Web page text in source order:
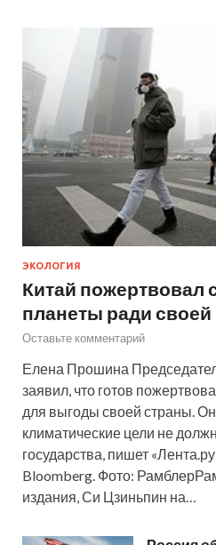
ЭКОЛОГИЯ
Китай пожертвовал
планеты ради
Оставьте комментарий
Елена Прошина
заявил, что готов
для выгоды своей страны.
климатические цели не
государства, пишет
Bloomberg. Фото:
издания, Си Цзиньпин на…